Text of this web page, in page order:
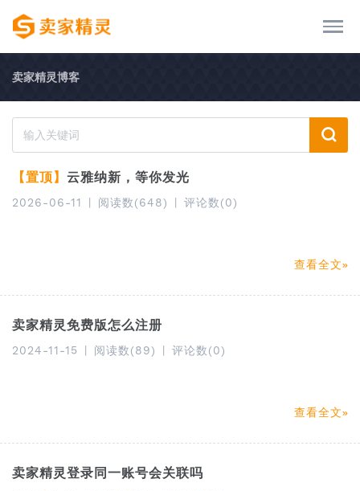
卖家精灵博客
【置顶】 云雅纳新，等你发光
2026-06-11 阅读数(648) 评论数(0)
查看全文
卖家精灵免费版怎么注册
2024-11-15 阅读数(89) 评论数(0)
查看全文
卖家精灵登录同一账号会关联吗